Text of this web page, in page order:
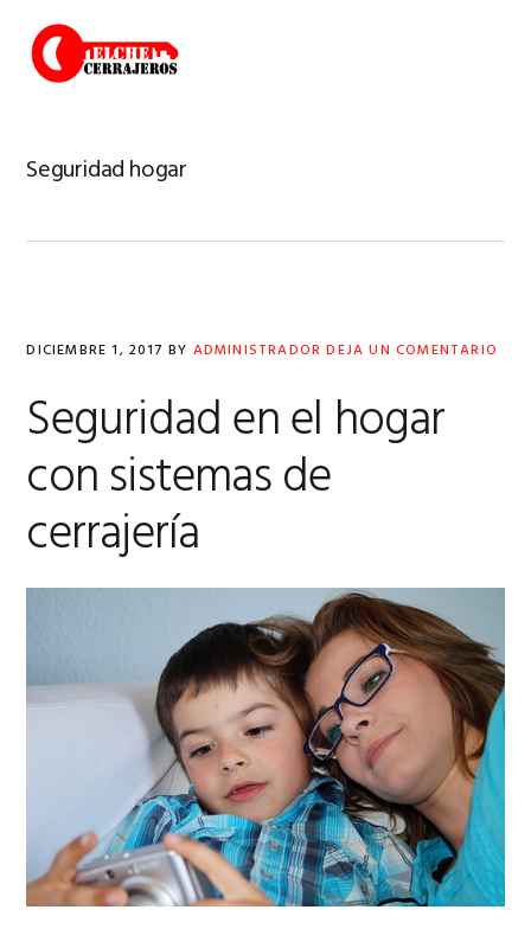
contenido
principal
Seguridad hogar
DICIEMBRE 1, 2017 BY ADMINISTRADOR DEJA UN COMENTARIO
Seguridad en el hogar
con sistemas de
cerrajería